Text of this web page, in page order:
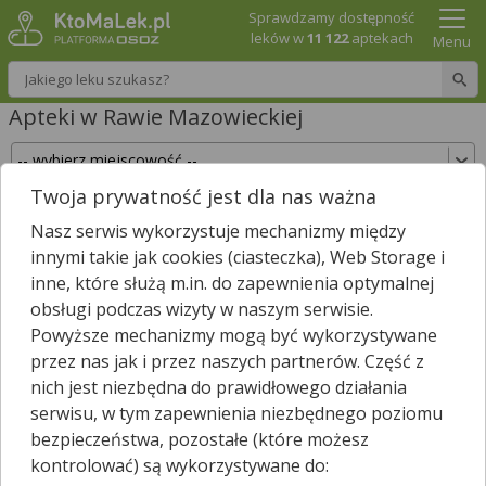
Wpisz nazwę leku
Sprawdzamy dostępność
leków w11 122aptekach Menu
Apteki w Rawie Mazowieckiej
Sprawdź, które apteki w Rawie Mazowieckiej
posiadają Twój lek i zarezerwuj go już teraz!
Wpisz nazwę leku
W Rawie Mazowieckiej jest aptek.8
aptek zgłosiło nam, że są
właśnie otwarte.*
Wybierz typ aptek
Twoja prywatność jest dla nas ważna
Nasz serwis wykorzystuje mechanizmy między
innymi takie jak cookies (ciasteczka), Web Storage i
inne, które służą m.in. do zapewnienia optymalnej
obsługi podczas wizyty w naszym serwisie.
Powyższe mechanizmy mogą być wykorzystywane
przez nas jak i przez naszych partnerów. Część z
nich jest niezbędna do prawidłowego działania
serwisu, w tym zapewnienia niezbędnego poziomu
bezpieczeństwa, pozostałe (które możesz
kontrolować) są wykorzystywane do: